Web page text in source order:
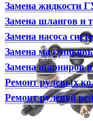
Замена жидкости
Замена шлангов и
Замена насоса
Замена
Замена шарниров
Ремонт рулевых
Ремонт рулевой